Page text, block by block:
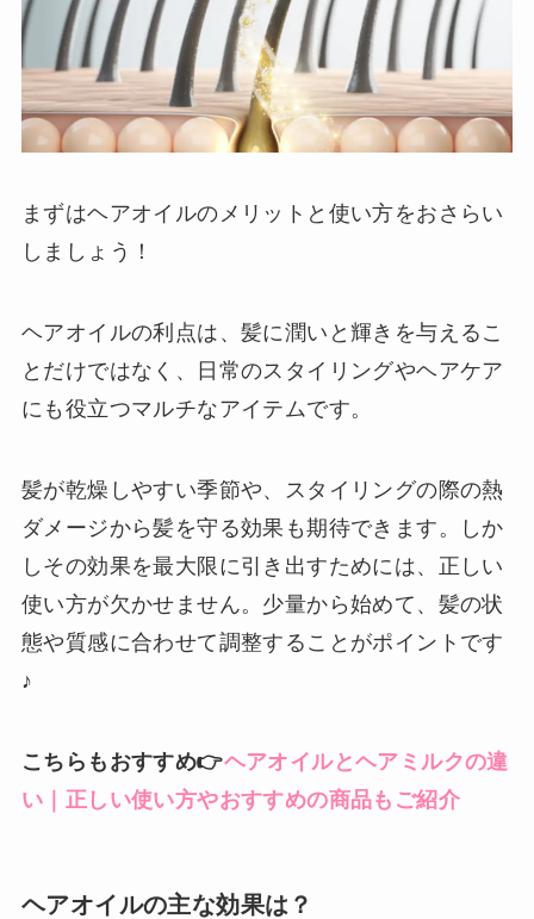
まずはヘアオイルのメリットと使い方をおさらい
しましょう！
ヘアオイルの利点は、髪に潤いと輝きを与えるこ
とだけではなく、日常のスタイリングやヘアケア
にも役立つマルチなアイテムです。
髪が乾燥しやすい季節や、スタイリングの際の熱
ダメージから髪を守る効果も期待できます。しか
しその効果を最大限に引き出すためには、正しい
使い方が欠かせません。少量から始めて、髪の状
態や質感に合わせて調整することがポイントです
♪
こちらもおすすめ👉ヘアオイルとヘアミルクの違
い｜正しい使い方やおすすめの商品もご紹介
ヘアオイルの主な効果は？